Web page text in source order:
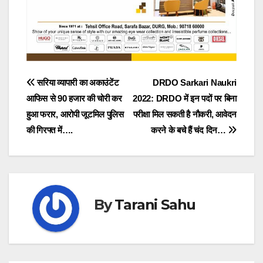
Post
navigation
DRDO Sarkari Naukri
2022: DRDO में इन पदों पर बिना
परीक्षा मिल सकती है नौकरी, आवेदन
करने के बचे हैं चंद दिन…
सरिया व्यापारी का अकाउंटेंट
आफिस से 90 हजार की चोरी कर
हुआ फरार, आरोपी जूटमिल पुलिस
की गिरफ्त में….
ByTarani Sahu